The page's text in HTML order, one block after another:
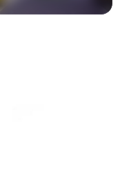
arrow_circle_right